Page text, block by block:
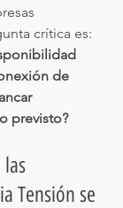
crítica es:
de
previsto?
las
Tensión se